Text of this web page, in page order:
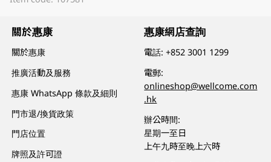
關於惠康
關於惠康
推廣活動及服務
惠康 WhatsApp 條款及細則
門市退/換貨政策
門店位置
牌照及許可證
惠康網店查詢
電話:+852 3001 1299
電郵:
onlineshop@wellcome.com
.hk
辦公時間:
星期一至日
上午九時至晚上六時